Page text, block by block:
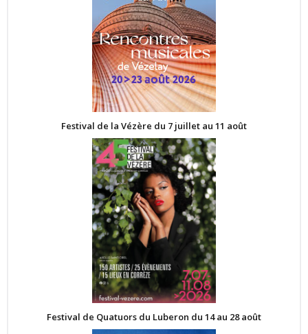
Festival de la Vézère du 7 juillet au 11 août
Festival de Quatuors du Luberon du 14 au 28 août